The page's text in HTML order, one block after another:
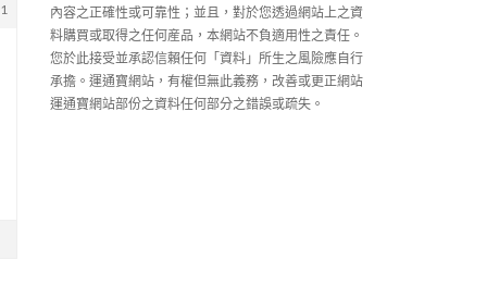
內容之正確性或可靠性；並且，對於您透過網站上之資
料購買或取得之任何産品，本網站不負適用性之責任。
您於此接受並承認信賴任何「資料」所生之風險應自行
承擔。運通寶網站，有權但無此義務，改善或更正網站
運通寶網站部份之資料任何部分之錯誤或疏失。